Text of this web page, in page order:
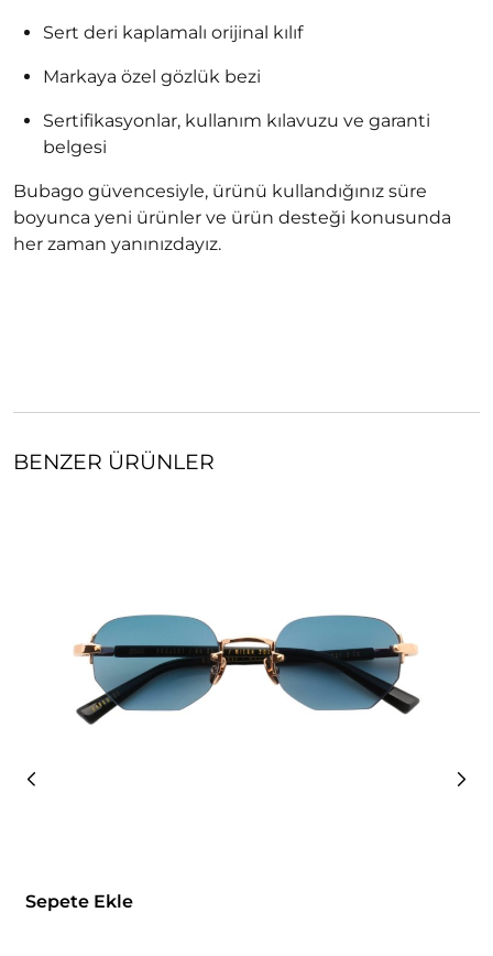
Sert deri kaplamalı orijinal kılıf
Markaya özel gözlük bezi
Sertifikasyonlar, kullanım kılavuzu ve garanti
belgesi
Bubago güvencesiyle, ürünü kullandığınız süre
boyunca yeni ürünler ve ürün desteği konusunda
her zaman yanınızdayız.
BENZER ÜRÜNLER
Sepete Ekle